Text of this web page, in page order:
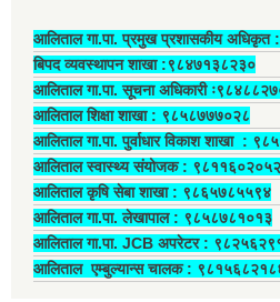
आलिताल गा.पा. प्रमुख प्रशासकीय
बिपद व्यवस्थापन शाखा :९८४७१३८२३०
आलिताल गा.पा. सूचना अधिकारी
आलिताल शिक्षा शाखा : ९८५८७७७०२८
आलिताल गा.पा. पुर्वाधार विकाश शाखा ‍:
आलिताल स्वास्थ्य संयोजक ‍: ९८११६०२०५२्
आलिताल कृषि सेबा शाखा : ९८६५७८५५९४
आलिताल गा.पा. लेखापाल ‍: ९८५८७८१०१३
आलिताल गा.पा. JCB अपरेटर ‍:
आलिताल एम्बुल्यान्स चालक ‍: